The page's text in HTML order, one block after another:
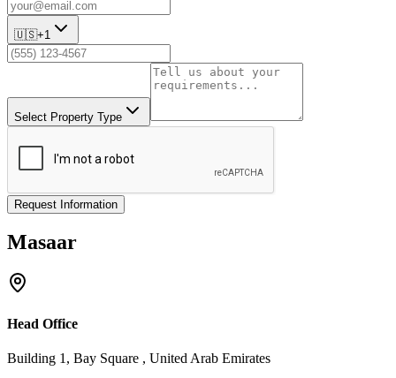
🇺🇸+1
Select Property Type
Request Information
Masaar
Head Office
Building 1, Bay Square , United Arab Emirates